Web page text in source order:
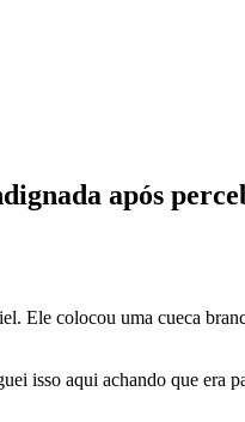
após
Ele colocou uma cueca
isso aqui achando que era